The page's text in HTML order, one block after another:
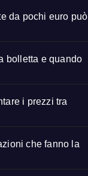
da pochi euro può
bolletta e quando
i prezzi tra
che fanno la